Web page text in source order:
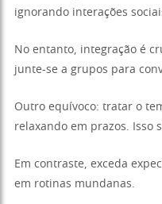
ignorando interações
No entanto, integração é
junte-se a grupos para
Outro equívoco: tratar o
relaxando em prazos. Isso
Em contraste, exceda
em rotinas mundanas.